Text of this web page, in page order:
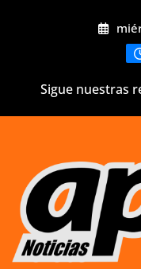
Sigue nuestras